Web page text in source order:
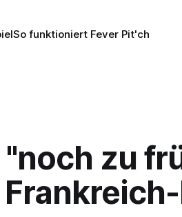
So funktioniert Fever Pit'ch
zu